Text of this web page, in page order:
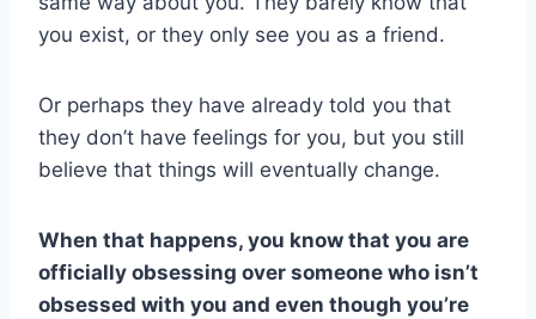
you exist, or they only see you as a friend.
Or perhaps they have already told you that
they don’t have feelings for you, but you still
believe that things will eventually change.
When that happens, you know that you are
officially obsessing over someone who isn’t
obsessed with you and even though you’re